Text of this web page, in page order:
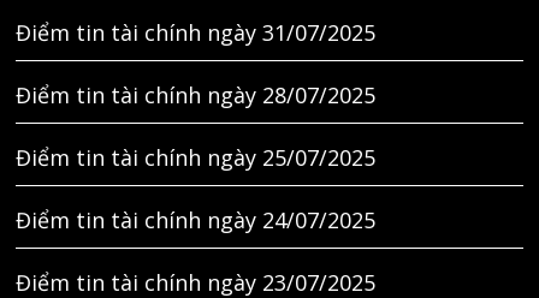
Điểm tin tài chính ngày 31/07/2025
Điểm tin tài chính ngày 28/07/2025
Điểm tin tài chính ngày 25/07/2025
Điểm tin tài chính ngày 24/07/2025
Điểm tin tài chính ngày 23/07/2025